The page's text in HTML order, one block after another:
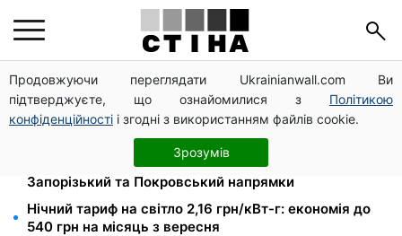
Продовжуючи переглядати Ukrainianwall.com Ви
підтверджуєте, що ознайомилися з Політикою
конфіденційності і згодні з використанням файлів cookie.
Зрозумів
Новий знак на центральній вулиці: водіям
вантажівок заборонили зупинку — штраф до 680
грн
Мавіки, зарядні станції та апарати для реанімації:
Християнський корпус передав вантаж на
Запорізький та Покровський напрямки
Нічний тариф на світло 2,16 грн/кВт-г: економія до
540 грн на місяць з вересня